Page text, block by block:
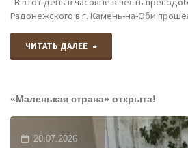
святых
апостолов
Петра
Павла
Радонежского в г. Камень-на-Оби
ЧИТАТЬ ДАЛЕЕ "18
–
день
«Маленькая страна» открыта!
20.07.2026